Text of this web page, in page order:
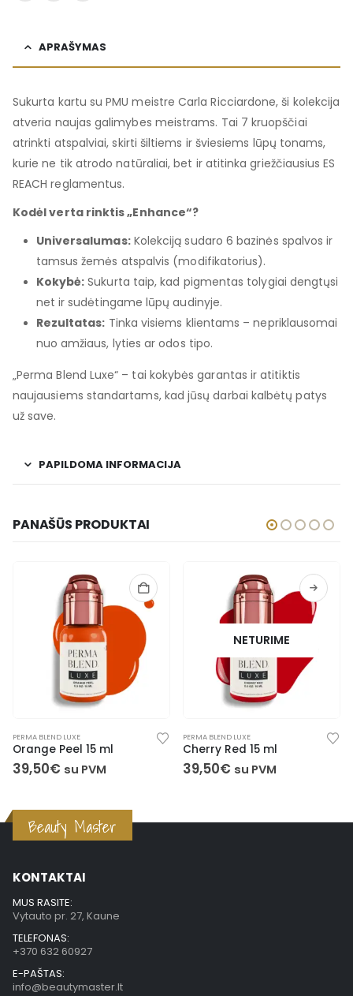
APRAŠYMAS
Sukurta kartu su PMU meistre Carla Ricciardone, ši kolekcija
atveria naujas galimybes meistrams. Tai 7 kruopščiai
atrinkti atspalviai, skirti šiltiems ir šviesiems lūpų tonams,
kurie ne tik atrodo natūraliai, bet ir atitinka griežčiausius ES
REACH reglamentus.
Kodėl verta rinktis „Enhance“?
Universalumas:Kolekciją sudaro 6 bazinės spalvos ir
tamsus žemės atspalvis (modifikatorius).
Kokybė: Sukurta taip, kad pigmentas tolygiai dengtųsi
net ir sudėtingame lūpų audinyje.
Rezultatas: Tinka visiems klientams – nepriklausomai
nuo amžiaus, lyties ar odos tipo.
„Perma Blend Luxe“ – tai kokybės garantas ir atitiktis
naujausiems standartams, kad jūsų darbai kalbėtų patys
už save.
PAPILDOMA INFORMACIJA
PANAŠŪS PRODUKTAI
PERMA BLEND LUXE
Orange Peel 15 ml
39,50€ su PVM
NETURIME
PERMA BLEND LUXE
Cherry Red 15 ml
39,50€ su PVM
Beauty Master
KONTAKTAI
MUS RASITE:
Vytauto pr. 27, Kaune
TELEFONAS:
+370 632 60927
E-PAŠTAS:
info@beautymaster.lt